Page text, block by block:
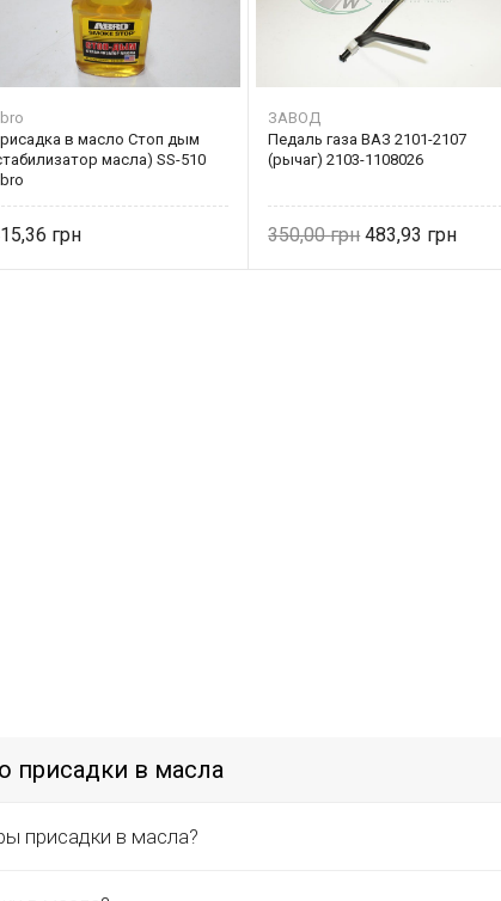
в масло Стоп дым
масла) SS-510
ЗАВОД
Педаль газа ВАЗ 2101-2107
(рычаг) 2103-1108026
350,00 483,93
присадки в масла
присадки в масла?